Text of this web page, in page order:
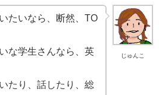
じゅんこ
たいなら、断然、TO
な学生さんなら、英
たり、話したり、総